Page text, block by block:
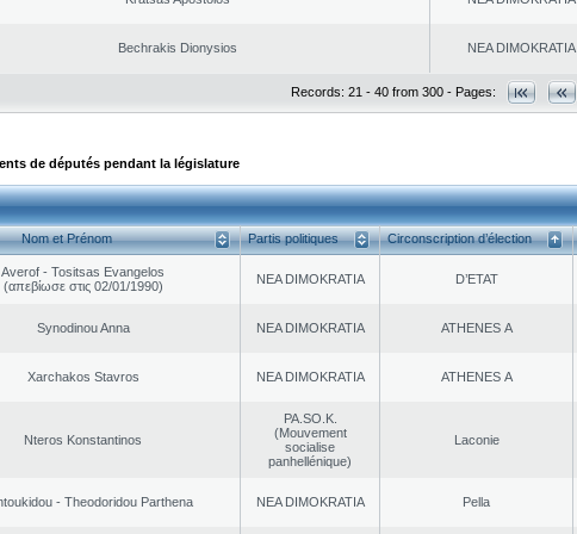
Bechrakis Dionysios NEA DΙMOKRATIA
Records: 21 - 40 from 300 - Pages:
de députés pendant la législature
Nom et Prénom Partis politiques Circonscription d’élection
Averof - Tositsas Evangelos
(απεβίωσε στις 02/01/1990)
NEA DΙMOKRATIA D’ETAT
Synodinou Anna NEA DΙMOKRATIA ATHENES Α
Xarchakos Stavros NEA DΙMOKRATIA ATHENES Α
Nteros Konstantinos
PA.SO.K.
(Mouvement
socialise
panhellénique)
Laconie
- Theodoridou Parthena NEA DΙMOKRATIA Pella